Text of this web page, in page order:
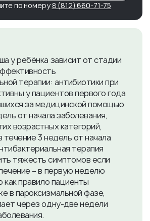
по номеру 8 (812) 660-71-75
у ребёнка зависит от стадии
терапии: антибиотики при
у пациентов первого года
за медицинской помощью
от начала заболевания,
возрастных категорий,
течение 3 недель от начала
терапия
тяжесть симптомов если
– в первую неделю
как правило пациенты
в пароксизмальной фазе,
через одну-две недели